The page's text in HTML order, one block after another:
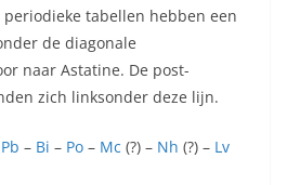
tabellen hebben een
de diagonale
naar Astatine. De post-
zich linksonder deze lijn.
Pb – Bi – Po – Mc (?) – Nh (?) – Lv